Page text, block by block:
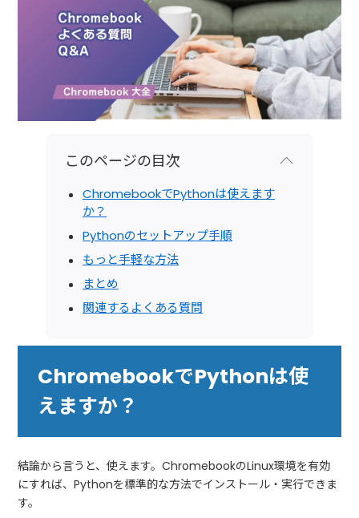
このページの目次
ChromebookでPythonは使えます
か？
Pythonのセットアップ手順
もっと手軽な方法
まとめ
関連するよくある質問
ChromebookでPythonは使
えますか？
結論から言うと、使えます。ChromebookのLinux環境を有効
にすれば、Pythonを標準的な方法でインストール・実行できま
す。